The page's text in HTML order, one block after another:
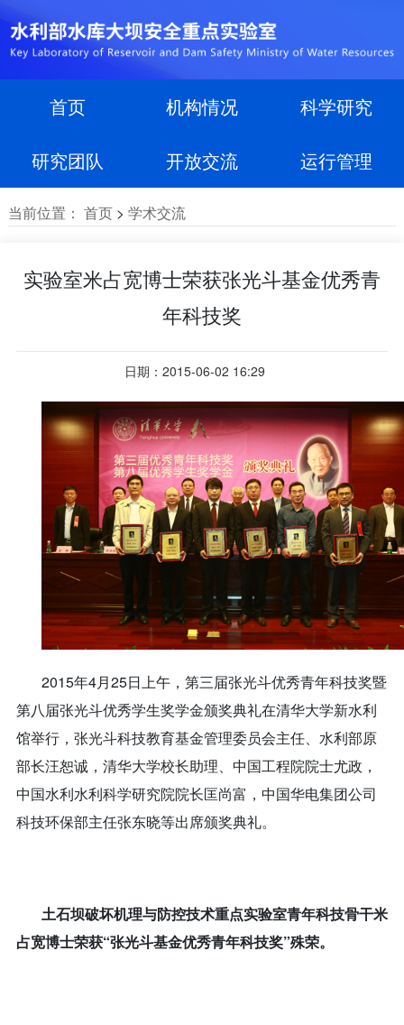
首页 机构情况 科学研究
研究团队 开放交流 运行管理
当前位置： 首页> 学术交流
实验室米占宽博士荣获张光斗基金优秀青
年科技奖
日期：2015-06-02 16:29
2015年4月25日上午，第三届张光斗优秀青年科技奖暨
第八届张光斗优秀学生奖学金颁奖典礼在清华大学新水利
馆举行，张光斗科技教育基金管理委员会主任、水利部原
部长汪恕诚，清华大学校长助理、中国工程院院士尤政，
中国水利水利科学研究院院长匡尚富，中国华电集团公司
科技环保部主任张东晓等出席颁奖典礼。
土石坝破坏机理与防控技术重点实验室青年科技骨干米
占宽博士荣获“张光斗基金优秀青年科技奖”殊荣。